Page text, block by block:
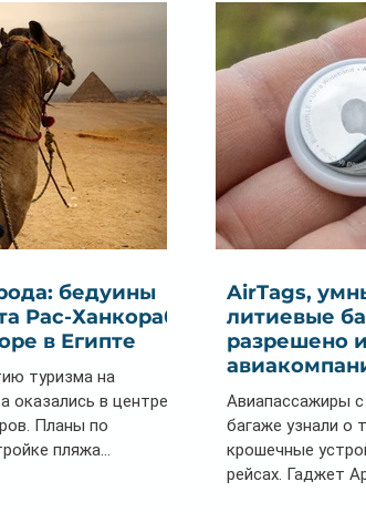
спрос на отели без
бедуины
Рас-Ханкораб
в Египте
туризма на
оказались в центре
Планы по
пляжа...
AirTags,
литиевые
разрешено
Авиапассажиры
багаже узнали о
крошечные
рейсах. Гаджет